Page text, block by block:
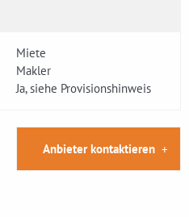
Miete
Makler
Ja, siehe Provisionshinweis
Anbieter kontaktieren